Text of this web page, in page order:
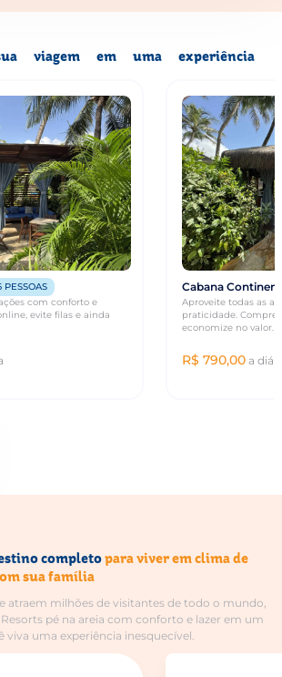
viagem em uma experiência
PESSOAS
com conforto e
evite filas e ainda
Cabana
Aproveite todas as
praticidade. Compre
economize no valor.
R$ 790,00 a
completopara viver em clima de
sua família
atraem milhões de visitantes de todo o mundo,
pé na areia com conforto e lazer em um
viva uma experiência inesquecível.